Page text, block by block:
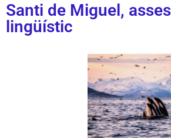
Santi de Miguel,
lingüístic